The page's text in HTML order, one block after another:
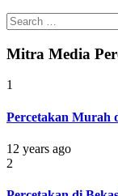
Search
for:
Mitra Media
1
Percetakan Murah
12 years ago
2